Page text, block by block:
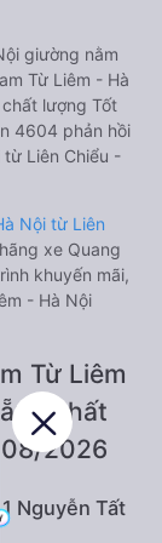
giường nằm
Từ Liêm - Hà
lượng Tốt
4604 phản hồi
Liên Chiểu -
Nội từ Liên
xe Quang
khuyến mãi,
- Hà Nội
Từ Liêm
chất
2026
Nguyễn Tất